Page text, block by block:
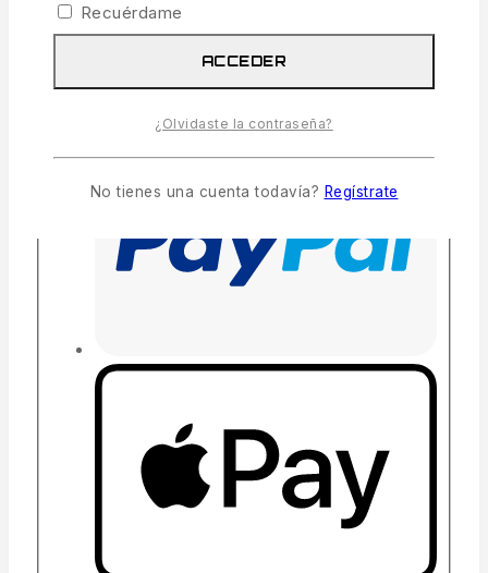
Recuérdame
ACCEDER
¿Olvidaste la contraseña?
No tienes una cuenta todavía? Regístrate